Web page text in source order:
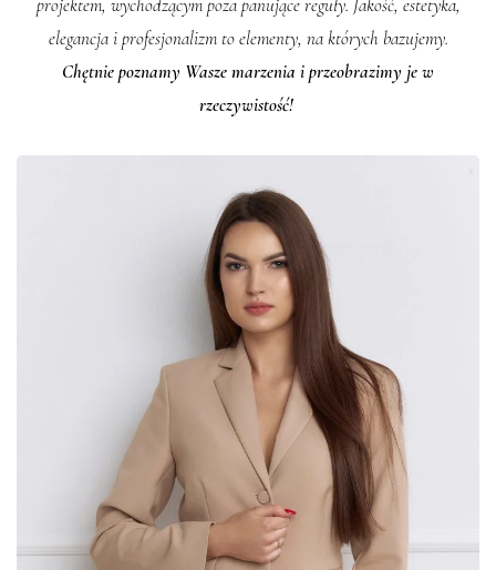
projektem, wychodzącym poza panujące reguły. Jakość, estetyka,
elegancja i profesjonalizm to elementy, na których bazujemy.
Chętnie poznamy Wasze marzenia i przeobrazimy je w
rzeczywistość!